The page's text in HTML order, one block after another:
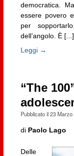
democratica.
essere povero
per
dell’angolo. È [...]
Leggi →
“The
Pubblicato il23 Marzo
di Paolo Lago
Delle